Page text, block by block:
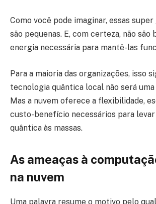
Como você pode imaginar, essas
são pequenas. E, com certeza, não
energia necessária para mantê-las
Para a maioria das organizações, isso
tecnologia quântica local não será
Mas a nuvem oferece a flexibilidade,
custo-benefício necessários para
quântica às massas.
As ameaças à
na nuvem
Uma palavra resume o motivo pelo